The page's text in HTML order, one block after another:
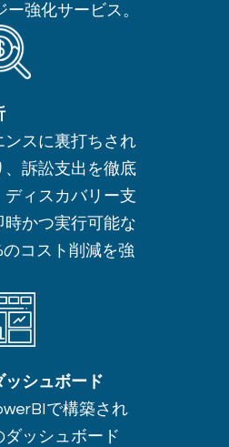
強化サービス。
ンスに裏打ちされ
、訴訟支出を徹底
ディスカバリー支
時かつ実行可能な
のコスト削減を強
ッシュボード
で構築され
ダッシュボード